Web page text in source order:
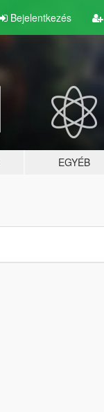
Bejelentkezés
EGYÉB